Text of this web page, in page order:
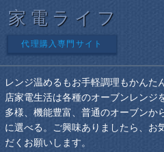
家電ライフ
代理購入専門サイト
レンジ温めるもお手軽調理もかんた
店家電生活は各種のオーブンレンジ
多様、機能豊富、普通のオーブンか
に選べる。ご興味ありましたら、お
だくお願いします。